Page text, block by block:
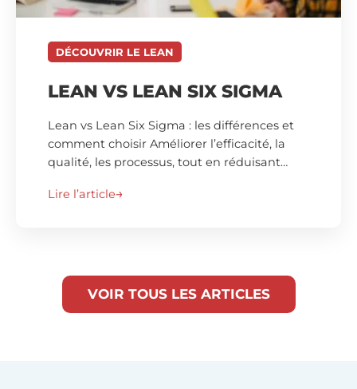
DÉCOUVRIR LE LEAN
LEAN VS LEAN SIX SIGMA
Lean vs Lean Six Sigma : les différences et
comment choisir Améliorer l’efficacité, la
qualité, les processus, tout en réduisant…
Lire l’article
VOIR TOUS LES ARTICLES